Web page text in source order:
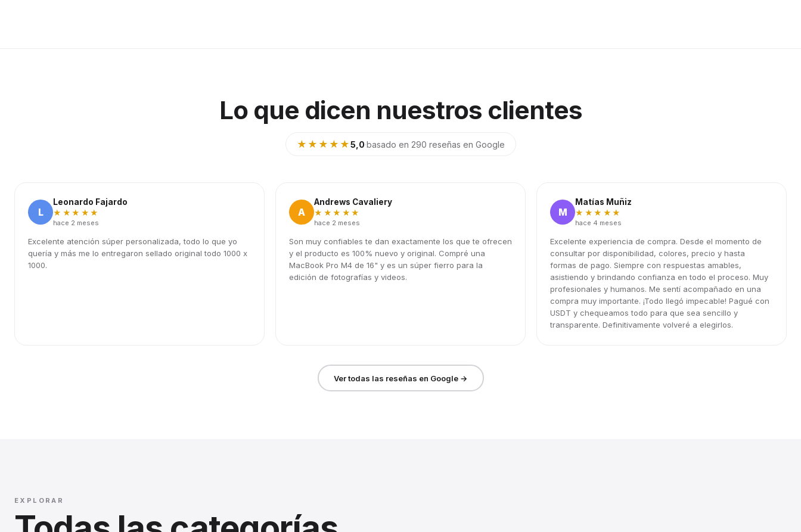
Lo que dicen nuestros clientes
★★★★★5,0·basado en 290 reseñas en Google
L
Leonardo Fajardo
★★★★★
hace 2 meses
Excelente atención súper personalizada, todo lo que yo
quería y más me lo entregaron sellado original todo 1000 x
1000.
A
Andrews Cavaliery
★★★★★
hace 2 meses
Son muy confiables te dan exactamente los que te ofrecen
y el producto es 100% nuevo y original. Compré una
MacBook Pro M4 de 16" y es un súper fierro para la
edición de fotografías y videos.
M
Matías Muñiz
★★★★★
hace 4 meses
Excelente experiencia de compra. Desde el momento de
consultar por disponibilidad, colores, precio y hasta
formas de pago. Siempre con respuestas amables,
asistiendo y brindando confianza en todo el proceso. Muy
profesionales y humanos. Me sentí acompañado en una
compra muy importante. ¡Todo llegó impecable! Pagué con
USDT y chequeamos todo para que sea sencillo y
transparente. Definitivamente volveré a elegirlos.
Ver todas las reseñas en Google →
EXPLORAR